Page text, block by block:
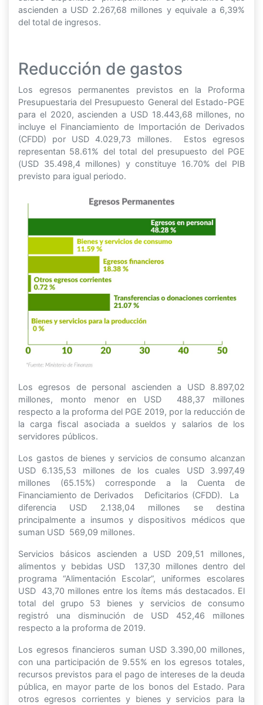
ascienden a USD 2.267,68 millones y equivale a 6,39%
del total de ingresos.
Reducción de gastos
Los egresos permanentes previstos en la Proforma
Presupuestaria del Presupuesto General del Estado-PGE
para el 2020, ascienden a USD 18.443,68 millones, no
incluye el Financiamiento de Importación de Derivados
(CFDD) por USD 4.029,73 millones. Estos egresos
representan 58.61% del total del presupuesto del PGE
(USD 35.498,4 millones) y constituye 16.70% del PIB
previsto para igual periodo.
Los egresos de personal ascienden a USD 8.897,02
millones, monto menor en USD 488,37 millones
respecto a la proforma del PGE 2019, por la reducción de
la carga fiscal asociada a sueldos y salarios de los
servidores públicos.
Los gastos de bienes y servicios de consumo alcanzan
USD 6.135,53 millones de los cuales USD 3.997,49
millones (65.15%) corresponde a la Cuenta de
Financiamiento de Derivados Deficitarios (CFDD). La
diferencia USD 2.138,04 millones se destina
principalmente a insumos y dispositivos médicos que
suman USD 569,09 millones.
Servicios básicos ascienden a USD 209,51 millones,
alimentos y bebidas USD 137,30 millones dentro del
programa “Alimentación Escolar”, uniformes escolares
USD 43,70 millones entre los ítems más destacados. El
total del grupo 53 bienes y servicios de consumo
registró una disminución de USD 452,46 millones
respecto a la proforma de 2019.
Los egresos financieros suman USD 3.390,00 millones,
con una participación de 9.55% en los egresos totales,
recursos previstos para el pago de intereses de la deuda
pública, en mayor parte de los bonos del Estado. Para
otros egresos corrientes y bienes y servicios para la